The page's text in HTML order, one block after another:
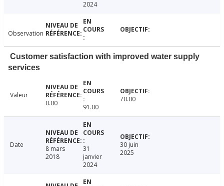
2024
Observation
Customer satisfaction with improved water supply
services
Valeur
0.00
91.00
70.00
Date
8 mars
2018
31
janvier
2024
30 juin
2025